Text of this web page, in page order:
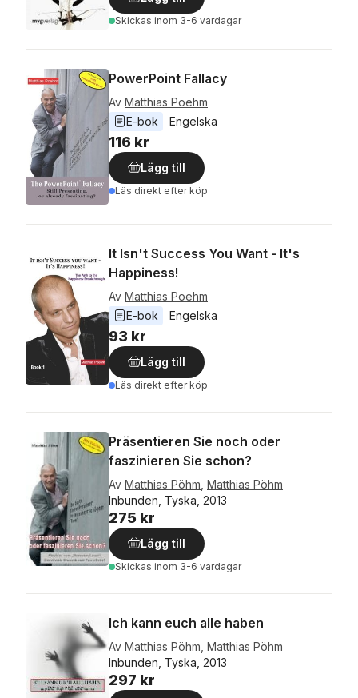
Skickas inom 3-6 vardagar
PowerPoint Fallacy
Av Matthias Poehm
E-bok
Engelska
116 kr
Lägg till
Läs direkt efter köp
It Isn't Success You Want - It's
Happiness!
Av Matthias Poehm
E-bok
Engelska
93 kr
Lägg till
Läs direkt efter köp
Präsentieren Sie noch oder
faszinieren Sie schon?
Av Matthias Pöhm Matthias Pöhm
Inbunden, Tyska, 2013
275 kr
Lägg till
Skickas inom 3-6 vardagar
Ich kann euch alle haben
Av Matthias Pöhm Matthias Pöhm
Inbunden, Tyska, 2013
297 kr